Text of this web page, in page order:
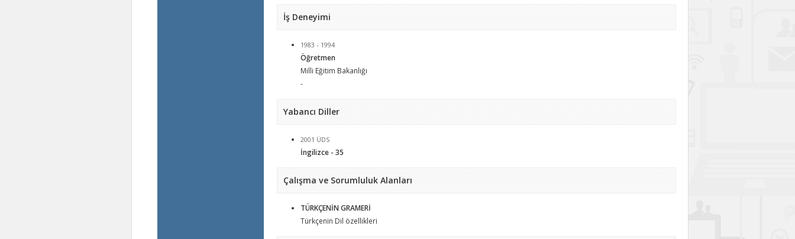
İş Deneyimi
1983 - 1994
Öğretmen
Milli Eğitim Bakanlığı
-
Yabancı Diller
2001 ÜDS
İngilizce - 35
Çalışma ve Sorumluluk Alanları
TÜRKÇENİN GRAMERİ
Türkçenin Dil özellikleri